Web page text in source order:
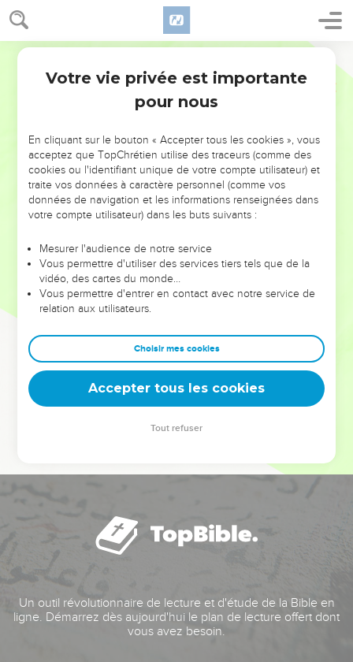
NE MANQUEZ PAS L’ÉVÉNEMENT
DE L’ANNÉE !
ET SI LEURS ERREURS POUVAIENT VOUS ÉVITER LES
VOTRES ?
leur foi ou leur vision. Mais on voit moins les doutes, les erreurs
et les saisons difficiles qu'ils ont traversés, alors même que ce
sont elles qui les ont façonnés.
Dans cette conférence, leaders, entrepreneurs, et responsables
clés pour avancer avec plus de sagesse afin que leurs erreurs
deviennent vos tremplins. Que vous guidiez un ministère, une
équipe, un groupe ou une famille, leur expérience est faite
Un outil révolutionnaire de lecture et d'étude de la Bible en
ligne. Démarrez dès aujourd'hui le plan de lecture offert dont
vous avez besoin.
Votre vie privée est importante
pour nous
En cliquant sur le bouton « Accepter tous les cookies », vous
acceptez que TopChrétien utilise des traceurs (comme des
cookies ou l'identifiant unique de votre compte utilisateur) et
traite vos données à caractère personnel (comme vos
données de navigation et les informations renseignées dans
votre compte utilisateur) dans les buts suivants :
Mesurer l'audience de notre service
Vous permettre d'utiliser des services tiers tels que de la
vidéo, des cartes du monde…
Vous permettre d'entrer en contact avec notre service de
relation aux utilisateurs.
Choisir mes cookies
Accepter tous les cookies
Tout refuser